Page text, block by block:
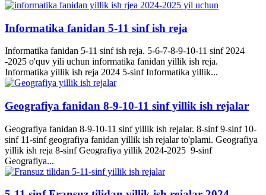
Informatika fanidan 5-11 sinf ish reja
Informatika fanidan 5-11 sinf ish reja. 5-6-7-8-9-10-11 sinf 2024
-2025 o'quv yili uchun informatika fanidan yillik ish reja.
Informatika yillik ish reja 2024 5-sinf Informatika yillik...
Geografiya fanidan 8-9-10-11 sinf yillik ish rejalar
Geografiya fanidan 8-9-10-11 sinf yillik ish rejalar. 8-sinf 9-sinf 10-
sinf 11-sinf geografiya fanidan yillik ish rejalar to'plami. Geografiya
yillik ish reja 8-sinf Geografiya yillik 2024-2025 9-sinf
Geografiya...